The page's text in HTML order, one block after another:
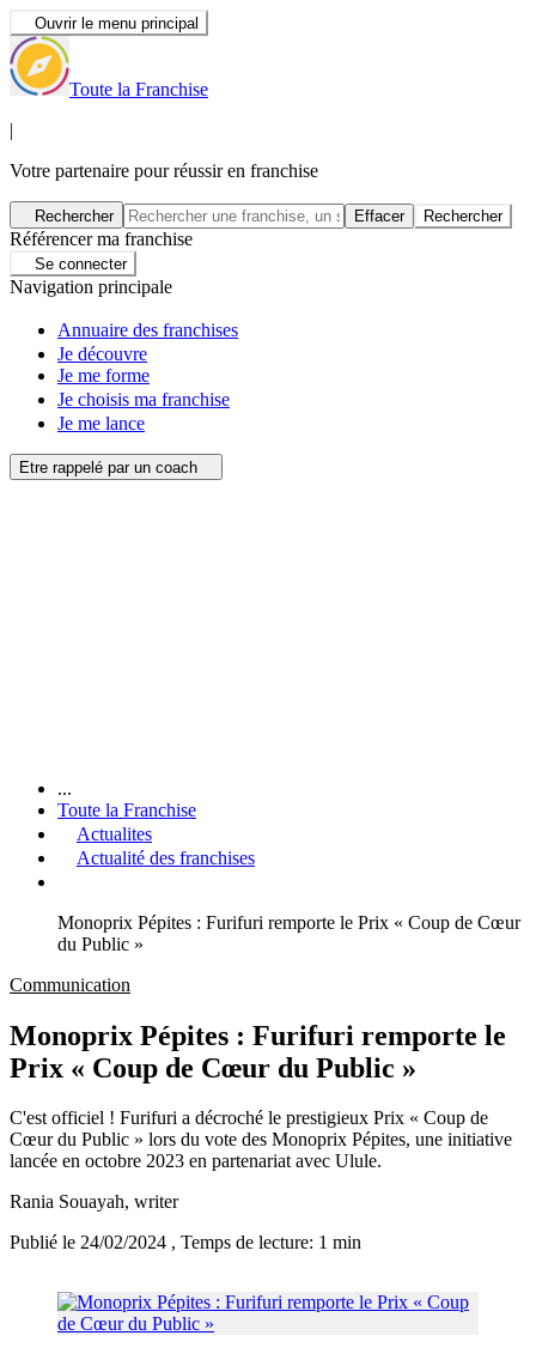
Ouvrir le menu principal
Toute la Franchise
|
Votre partenaire pour réussir en franchise
Rechercher Effacer Rechercher
Référencer ma franchise
Se connecter
Navigation principale
Annuaire des franchises
Je découvre
Je me forme
Je choisis ma franchise
Je me lance
Etre rappelé par un coach
...
Toute la Franchise
Actualites
Actualité des franchises
Monoprix Pépites : Furifuri remporte le Prix « Coup de Cœur
du Public »
Communication
Monoprix Pépites : Furifuri remporte le
Prix « Coup de Cœur du Public »
C'est officiel ! Furifuri a décroché le prestigieux Prix « Coup de
Cœur du Public » lors du vote des Monoprix Pépites, une initiative
lancée en octobre 2023 en partenariat avec Ulule.
Rania Souayah, writer
Publié le 24/02/2024 , Temps de lecture: 1 min